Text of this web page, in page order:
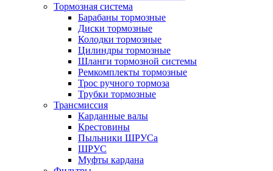
Тормозная система
Барабаны тормозные
Диски тормозные
Колодки тормозные
Цилиндры тормозные
Шланги тормозной системы
Ремкомплекты тормозные
Трос ручного тормоза
Трубки тормозные
Трансмиссия
Карданные валы
Крестовины
Пыльники ШРУСа
ШРУС
Муфты кардана